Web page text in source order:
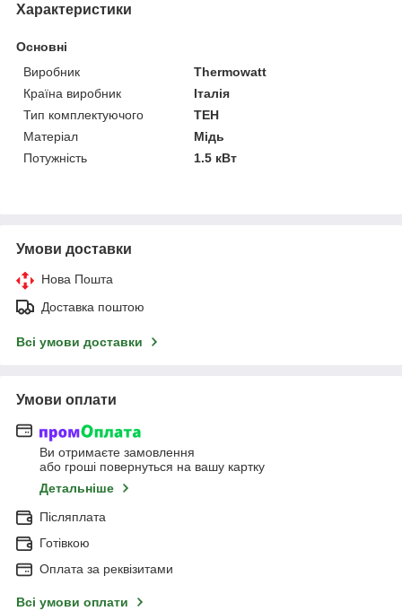
Характеристики
Основні
Виробник
Thermowatt
Країна виробник
Італія
Тип комплектуючого
ТЕН
Матеріал
Мідь
Потужність
1.5 кВт
Умови доставки
Нова Пошта
Доставка поштою
Всі умови доставки
Умови оплати
Ви отримаєте замовлення
або гроші повернуться на вашу картку
Детальніше
Післяплата
Готівкою
Оплата за реквізитами
Всі умови оплати